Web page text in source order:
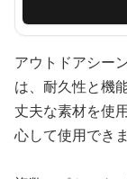
アウトドアシー
は、耐久性と機
丈夫な素材を使
心して使用できま